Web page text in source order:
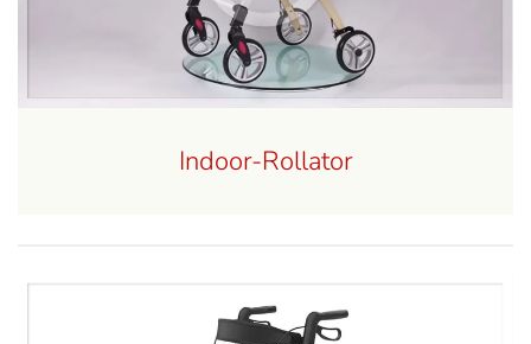
Indoor-Rollator